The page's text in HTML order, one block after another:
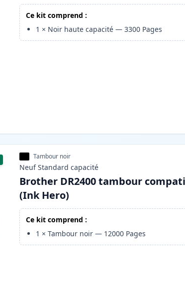
Ce kit comprend :
1 × Noir haute capacité —3300 Pages
Tambour noir
Neuf Standard capacité
Brother DR2400 tambour
(Ink Hero)
Ce kit comprend :
1 ×Tambour noir — 12000 Pages